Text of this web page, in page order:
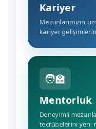
Kariyer
Mezunlarımızın
kariyer
🧑‍🏫
Mentorluk
Deneyimli
tecrübelerini yeni